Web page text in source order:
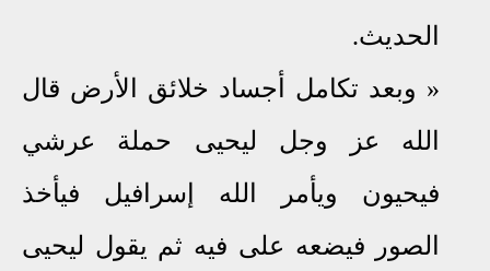
الحديث.
» وبعد تكامل أجساد خلائق الأرض قال
الله عز وجل ليحيى حملة عرشي
فيحيون ويأمر الله إسرافيل فيأخذ
الصور فيضعه على فيه ثم يقول ليحيى